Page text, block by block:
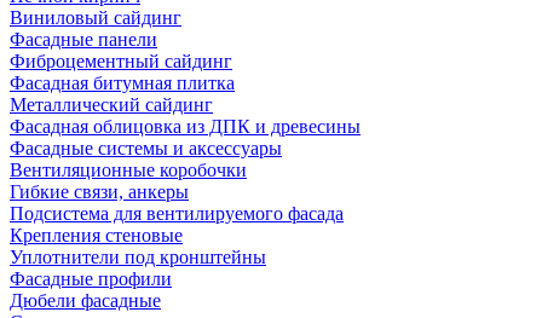
Виниловый сайдинг
Фасадные панели
Фиброцементный сайдинг
Фасадная битумная плитка
Металлический сайдинг
Фасадная облицовка из ДПК и древесины
Фасадные системы и аксессуары
Вентиляционные коробочки
Гибкие связи, анкеры
Подсистема для вентилируемого фасада
Крепления стеновые
Уплотнители под кронштейны
Фасадные профили
Дюбели фасадные